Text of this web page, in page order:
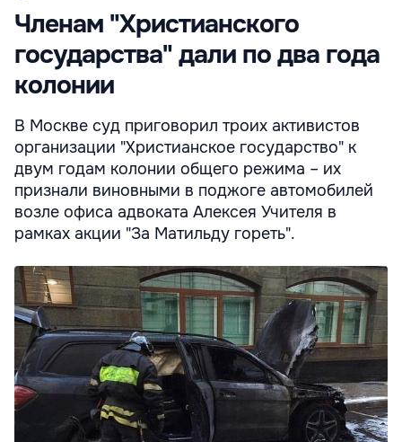
Членам "Христианского
государства" дали по два года
колонии
В Москве суд приговорил троих активистов
организации "Христианское государство" к
двум годам колонии общего режима – их
признали виновными в поджоге автомобилей
возле офиса адвоката Алексея Учителя в
рамках акции "За Матильду гореть".